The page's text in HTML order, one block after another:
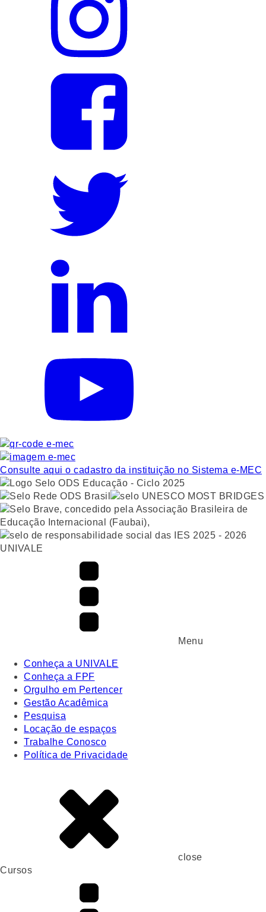
Consulte aqui o cadastro da instituição no Sistema e-MEC
UNIVALE
Menu
Conheça a UNIVALE
Conheça a FPF
Orgulho em Pertencer
Gestão Acadêmica
Pesquisa
Locação de espaços
Trabalhe Conosco
Política de Privacidade
close
Cursos